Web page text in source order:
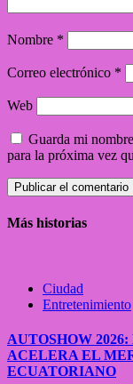
Nombre *
Correo electrónico *
Web
Guarda mi
para la próxima vez
Más historias
Ciudad
Entretenimiento
AUTOSHOW
ACELERA EL
ECUATORIANO